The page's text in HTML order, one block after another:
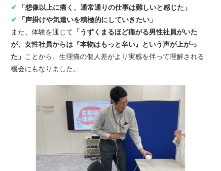
✔ 「想像以上に痛く、通常通りの仕事は難しいと感じた」
✔ 「声掛けや気遣いを積極的にしていきたい」
また、体験を通じて 「うずくまるほど痛がる男性社員がいた
が、女性社員からは『本物はもっと辛い』という声が上がっ
た」 ことから、生理痛の個人差がより実感を伴って理解される
機会にもなりました。